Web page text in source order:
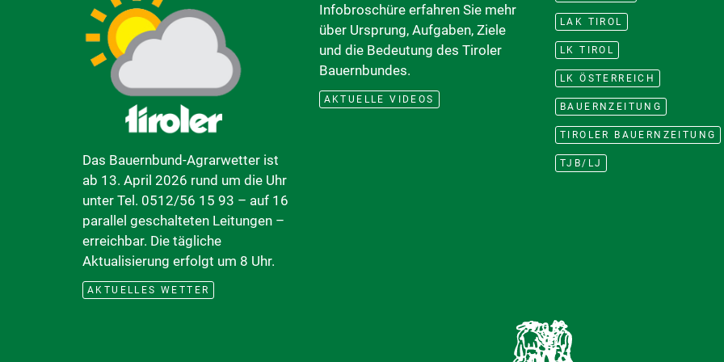
Das Bauernbund-Agrarwetter ist
ab 13. April 2026 rund um die Uhr
unter Tel. 0512/56 15 93 – auf 16
parallel geschalteten Leitungen –
erreichbar. Die tägliche
Aktualisierung erfolgt um 8 Uhr.
AKTUELLES WETTER
Infobroschüre erfahren Sie mehr
über Ursprung, Aufgaben, Ziele
und die Bedeutung des Tiroler
Bauernbundes.
AKTUELLE VIDEOS
LAK TIROL
LK TIROL
LK ÖSTERREICH
BAUERNZEITUNG
TIROLER BAUERNZEITUNG
TJB/LJ